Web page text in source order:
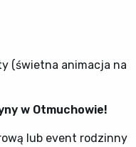
(świetna animacja na
w Otmuchowie!
lub event rodzinny